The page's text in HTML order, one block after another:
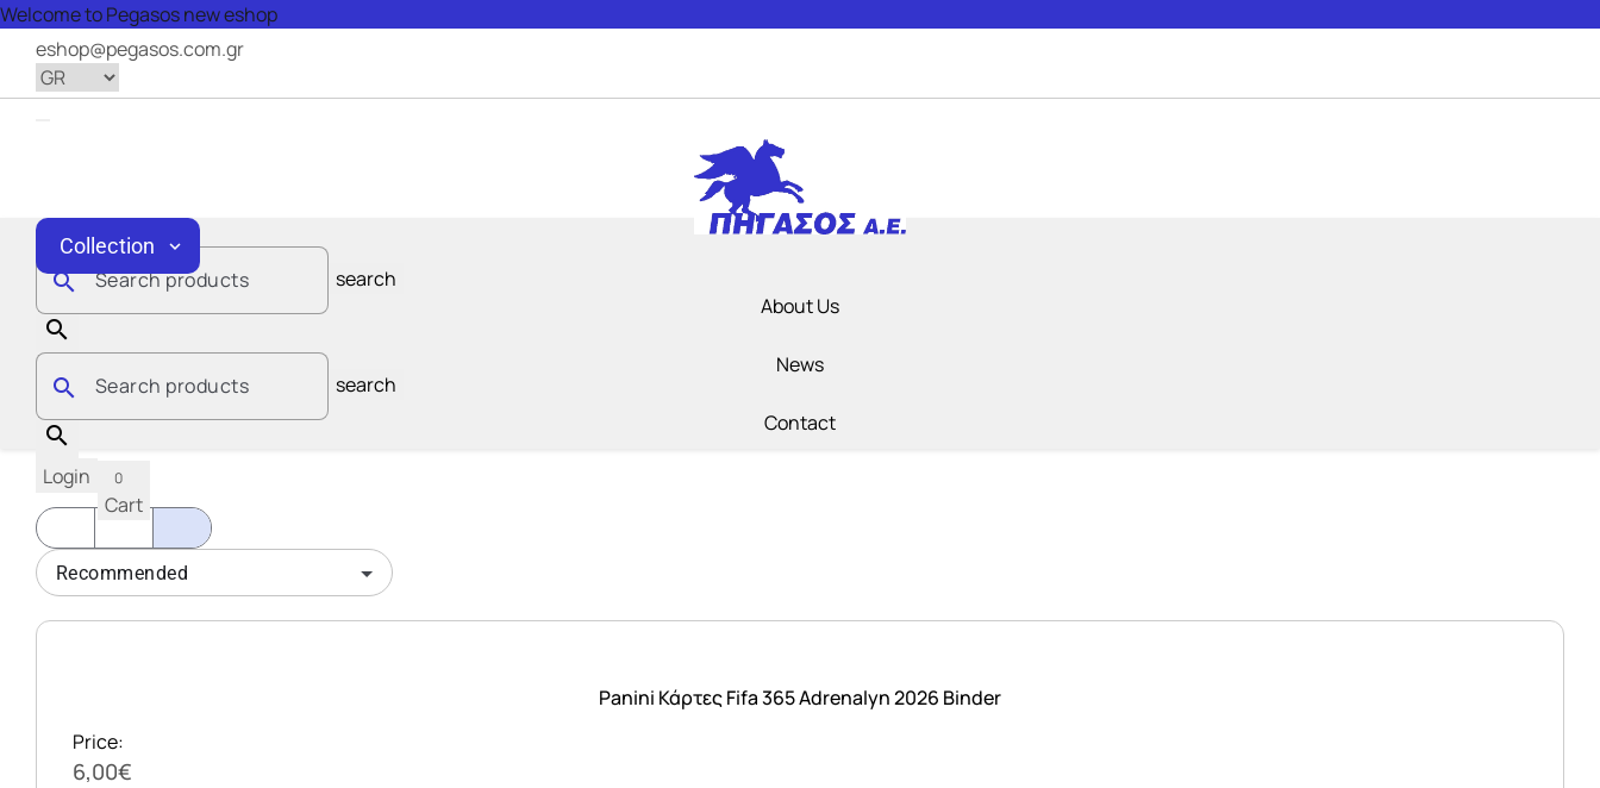
Welcome to Pegasos new eshop
eshop@pegasos.com.gr
search Search products search
search
search Search products search
search
Login 0
Cart
Collection expand_more
About Us
News
Contact
Catalog
chevron_right
Recommended
Panini Κάρτες Fifa 365 Adrenalyn 2026 Binder
Price:
6,00€